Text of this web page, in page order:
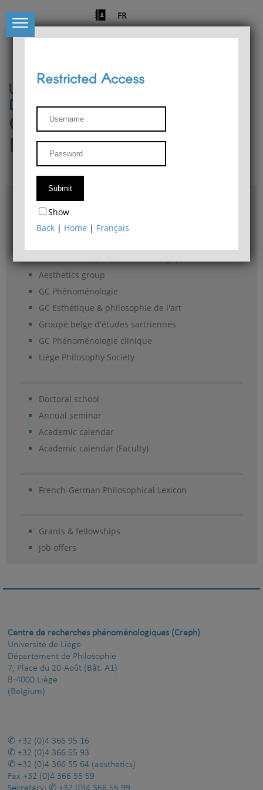
FR
University of Liège
Départment of Philosophy
Center for Phenomenological
Research
Access & maps
Philosophy Department Library
Aesthetics group
GC Phénoménologie
GC Esthétique & philosophie de l'art
Groupe belge d'études sartriennes
GC Phénoménologie clinique
Liège Philosophy Society
Doctoral school
Annual seminar
Academic calendar
Academic calendar (Faculty)
French-German Philosophical Lexicon
Grants & fellowships
Job offers
Restricted Access
Show
Back | Home | Français
Centre de recherches phénoménologiques (Creph)
Université de Liège
Département de Philosophie
7, Place du 20-Août (Bât. A1)
B-4000 Liège
(Belgium)
+32 (0)4 366 95 16
+32 (0)4 366 55 93
+32 (0)4 366 55 64 (aesthetics)
Fax +32 (0)4 366 55 59